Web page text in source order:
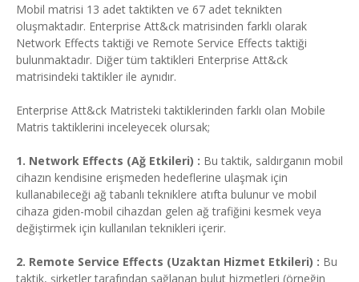
Mobil matrisi 13 adet taktikten ve 67 adet teknikten
oluşmaktadır. Enterprise Att&ck matrisinden farklı olarak
Network Effects taktiği ve Remote Service Effects taktiği
bulunmaktadır. Diğer tüm taktikleri Enterprise Att&ck
matrisindeki taktikler ile aynıdır.
Enterprise Att&ck Matristeki taktiklerinden farklı olan Mobile
Matris taktiklerini inceleyecek olursak;
1. Network Effects (Ağ Etkileri) : Bu taktik, saldırganın mobil
cihazın kendisine erişmeden hedeflerine ulaşmak için
kullanabileceği ağ tabanlı tekniklere atıfta bulunur ve mobil
cihaza giden-mobil cihazdan gelen ağ trafiğini kesmek veya
değiştirmek için kullanılan teknikleri içerir.
2. Remote Service Effects (Uzaktan Hizmet Etkileri) : Bu
taktik, şirketler tarafından sağlanan bulut hizmetleri (örneğin